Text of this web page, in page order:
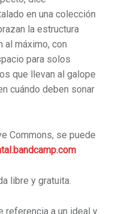
en una colección
la estructura
al máximo, con
para solos
que llevan al galope
cuándo deben sonar
Commons, se puede
bandcamp.com
libre y gratuita.
referencia a un ideal y